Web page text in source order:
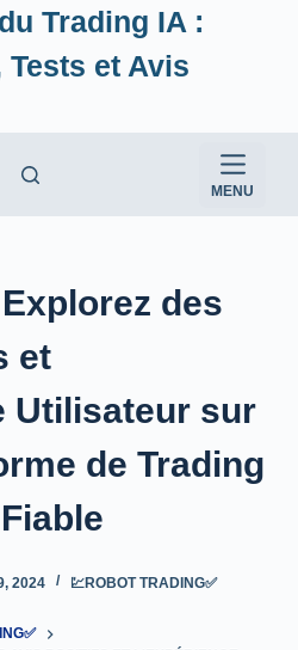
Trading IA :
et Avis
MENU
des
et
Utilisateur sur
de Trading
2024 💹ROBOT TRADING✅